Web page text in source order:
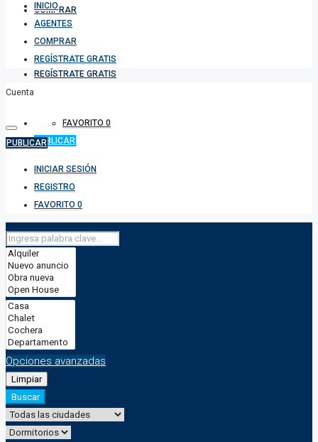
COMPRAR
REGÍSTRATE GRATIS
FAVORITO 0
PUBLICAR
INICIO
AGENTES
COMPRAR
REGÍSTRATE GRATIS
Cuenta
PUBLICAR
INICIAR SESIÓN
REGISTRO
FAVORITO 0
Opciones avanzadas
Limpiar
Buscar